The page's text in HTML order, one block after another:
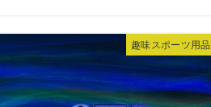
趣味スポーツ用品